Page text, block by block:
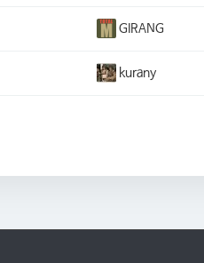
GIRANG
kurany